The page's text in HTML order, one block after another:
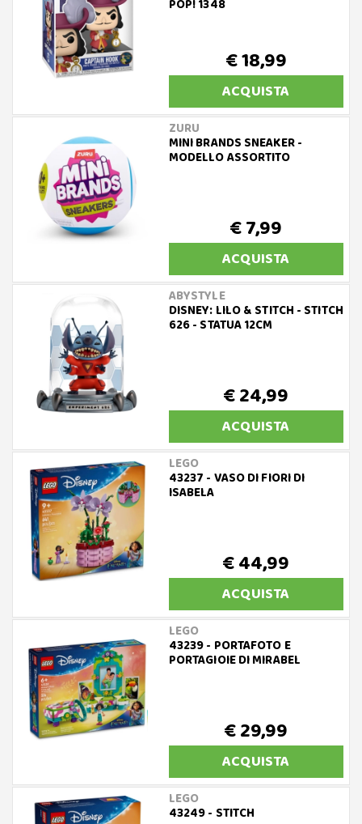
POP! 1348
€ 18,99
ACQUISTA
ZURU
MINI BRANDS SNEAKER -
MODELLO ASSORTITO
€ 7,99
ACQUISTA
ABYSTYLE
DISNEY: LILO & STITCH - STITCH
626 - STATUA 12CM
€ 24,99
ACQUISTA
LEGO
43237 - VASO DI FIORI DI
ISABELA
€ 44,99
ACQUISTA
LEGO
43239 - PORTAFOTO E
PORTAGIOIE DI MIRABEL
€ 29,99
ACQUISTA
LEGO
43249 - STITCH